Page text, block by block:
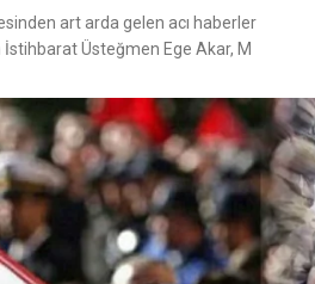
art arda gelen acı haberler
Üsteğmen Ege Akar, M